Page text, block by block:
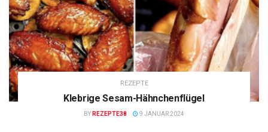
REZEPTE
Klebrige Sesam-Hähnchenflügel
BY REZEPTE38 9 JANUAR 2024